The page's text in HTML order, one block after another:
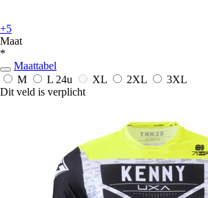
+5
Maat
*
Maattabel
M
L 24u XL 2XL
3XL
Dit veld is verplicht